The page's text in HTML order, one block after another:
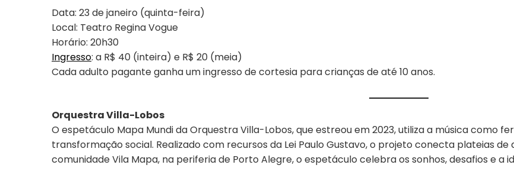
Data: 23 de janeiro (quinta-feira)
Local: Teatro Regina Vogue
Horário: 20h30
Ingresso: a R$ 40 (inteira) e R$ 20 (meia)
Cada adulto pagante ganha um ingresso de cortesia para crianças de até 10 anos.
Orquestra Villa-Lobos
O espetáculo Mapa Mundi da Orquestra Villa-Lobos, que estreou em 2023, utiliza a música como
transformação social. Realizado com recursos da Lei Paulo Gustavo, o projeto conecta plateias
comunidade Vila Mapa, na periferia de Porto Alegre, o espetáculo celebra os sonhos, desafios e a